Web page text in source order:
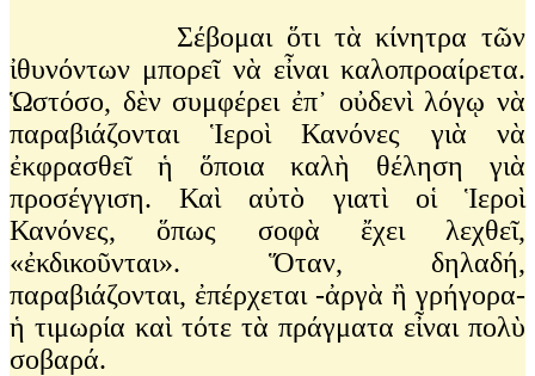
Σέβομαι ὅτι τὰ κίνητρα τῶν
ἰθυνόντων μπορεῖ νὰ εἶναι καλοπροαίρετα.
Ὡστόσο, δὲν συμφέρει ἐπ᾽ οὐδενὶ λόγῳ νὰ
παραβιάζονται Ἱεροὶ Κανόνες γιὰ νὰ
ἐκφρασθεῖ ἡ ὅποια καλὴ θέληση γιὰ
προσέγγιση. Καὶ αὐτὸ γιατὶ οἱ Ἱεροὶ
Κανόνες, ὅπως σοφὰ ἔχει λεχθεῖ,
«ἐκδικοῦνται». Ὅταν, δηλαδή,
παραβιάζονται, ἐπέρχεται -ἀργὰ ἢ γρήγορα-
ἡ τιμωρία καὶ τότε τὰ πράγματα εἶναι πολὺ
σοβαρά.